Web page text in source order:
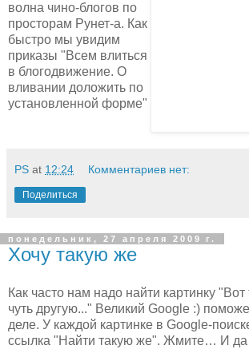
волна чино-блогов по
просторам Рунет-а. Как
быстро мы увидим
приказы "Всем влиться
в блогодвижение. О
вливании доложить по
установленной форме"
PS at 12:24 Комментариев нет:
Поделиться
понедельник, 27 апреля 2009 г.
Хочу такую же
Как часто нам надо найти картинку "Вот
чуть другую..." Великий Google :)
деле. У каждой картинке в Google-
ссылка "Найти такую же". Жмите… И да